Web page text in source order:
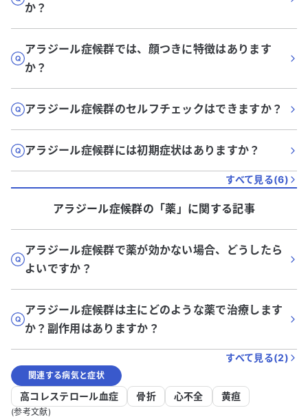
か？
アラジール症候群では、顔つきに特徴はあります
か？
アラジール症候群のセルフチェックはできますか？
アラジール症候群には初期症状はありますか？
すべて見る(6)
アラジール症候群の「薬 」に関する記事
アラジール症候群で薬が効かない場合、どうしたら
よいですか？
アラジール症候群は主にどのような薬で治療します
か？副作用はありますか？
すべて見る(2)
関連する病気と症状
高コレステロール血症 骨折 心不全 黄疸
(参考文献)